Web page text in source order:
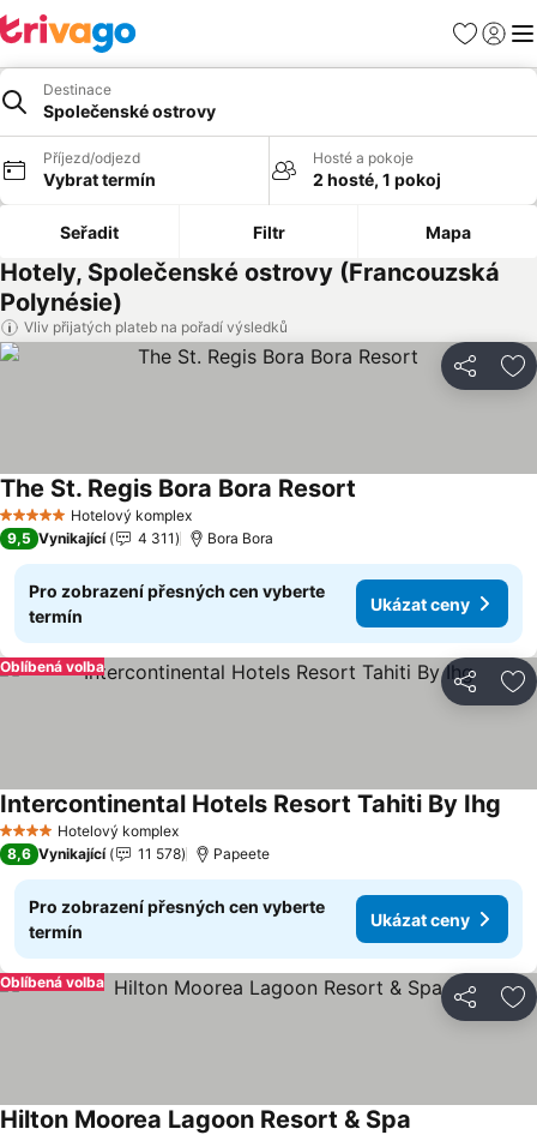
Oblíbené
Destinace
Společenské ostrovy
Příjezd/odjezd
Vybrat termín
Hosté a pokoje
2 hosté, 1 pokoj
Seřadit Filtr Mapa
Hotely, Společenské ostrovy (Francouzská
Polynésie)
Vliv přijatých plateb na pořadí výsledků
Sdílet
5 Počet hvězdičekHotelový komplex
The St. Regis Bora Bora Resort
9,5 Vynikající 4 311 Bora Bora
Pro zobrazení přesných cen vyberte
termín
Ukázat ceny
Sdílet
Oblíbená volba
4 Počet hvězdiček
Hotelový komplex
Intercontinental Hotels Resort Tahiti By Ihg
8,6 Vynikající 11 578 Papeete
Pro zobrazení přesných cen vyberte
termín
Ukázat ceny
Sdílet
Oblíbená volba
Hilton Moorea Lagoon Resort & Spa